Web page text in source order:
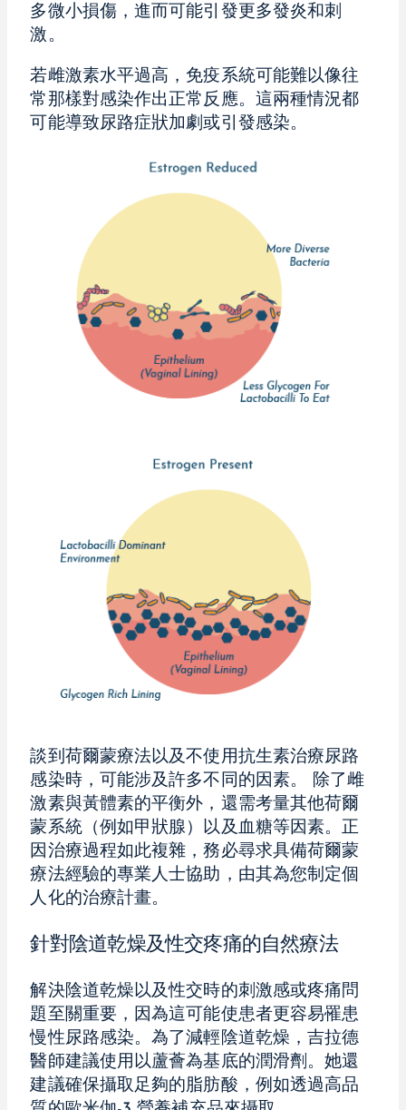
多微小損傷，進而可能引發更多發炎和刺
激。
若雌激素水平過高，免疫系統可能難以像往
常那樣對感染作出正常反應。這兩種情況都
可能導致尿路症狀加劇或引發感染。
談到荷爾蒙療法以及不使用抗生素治療尿路
感染時，可能涉及許多不同的因素。 除了雌
激素與黃體素的平衡外，還需考量其他荷爾
蒙系統（例如甲狀腺）以及血糖等因素。正
因治療過程如此複雜，務必尋求具備荷爾蒙
療法經驗的專業人士協助，由其為您制定個
人化的治療計畫。
針對陰道乾燥及性交疼痛的自然療法
解決陰道乾燥以及性交時的刺激感或疼痛問
題至關重要，因為這可能使患者更容易罹患
慢性尿路感染。為了減輕陰道乾燥，吉拉德
醫師建議使用以蘆薈為基底的潤滑劑。她還
建議確保攝取足夠的脂肪酸，例如透過高品